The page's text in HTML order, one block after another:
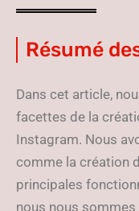
Résumé
Dans cet article,
facettes de la
Instagram. Nous
comme la création
principales
nous nous